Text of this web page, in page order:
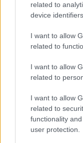
related to
device
I want to allow
related to
I want to allow
related to
I want to allow
related to
functionality
user protection.